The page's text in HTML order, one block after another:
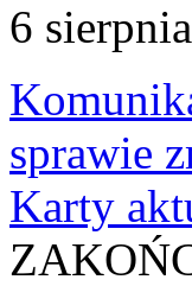
6
sprawie
Karty